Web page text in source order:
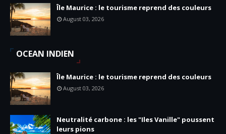
Île Maurice : le tourisme reprend des couleurs
August 03, 2026
OCEAN INDIEN
Île Maurice : le tourisme reprend des couleurs
August 03, 2026
Neutralité carbone : les "Iles Vanille" poussent
leurs pions